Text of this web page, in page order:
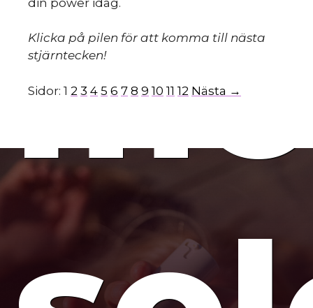
Klicka på pilen för att komma till nästa
stjärntecken!
Sidor: 1 2 3 4 5 6 7 8 9 10 11 12 Nästa →